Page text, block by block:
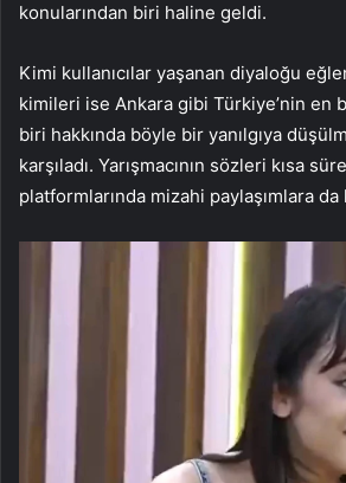
konularından biri haline geldi.
Kimi kullanıcılar yaşanan diyaloğu
kimileri ise Ankara gibi Türkiye’nin en
biri hakkında böyle bir yanılgıya
karşıladı. Yarışmacının sözleri kısa
platformlarında mizahi paylaşımlara